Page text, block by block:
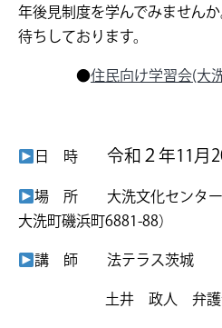
年後見制度を学んでみません
待ちしております。
●住民向け学習会(大
日 時令和２年11月
場 所 大洗文化センタ
大洗町磯浜町6881-88）
講 師 法テラス茨城
土井 政人 弁護